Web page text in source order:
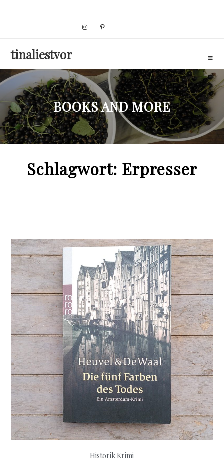
tinaliestvor
BOOKS AND MORE
Schlagwort: Erpresser
Historik Krimi